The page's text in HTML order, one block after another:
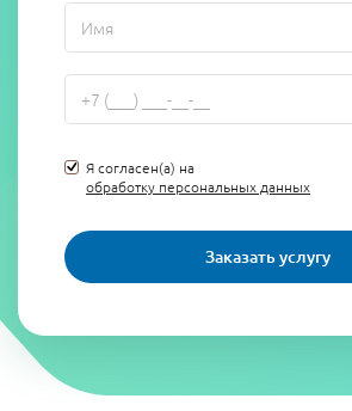
Я согласен(а) на
обработку персональных данных
Заказать услугу